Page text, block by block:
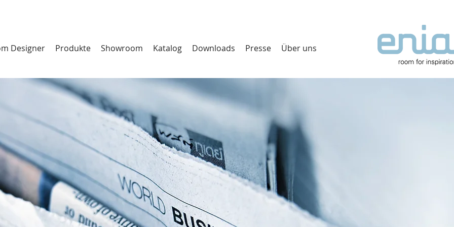
Designer Produkte Showroom Katalog Downloads Presse Über uns